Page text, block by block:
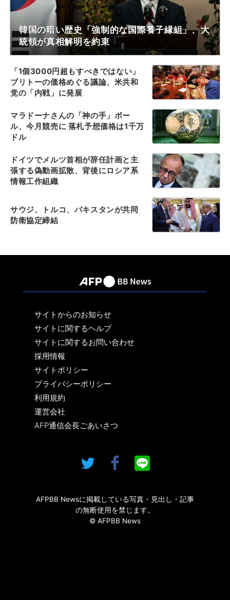
韓国の暗い歴史「強制的な国際養子縁組」、大
統領が真相解明を約束
「1個3000円超もすべきではない」
ブリトーの価格めぐる議論、米共和
党の「内戦」に発展
マラドーナさんの「神の手」ボー
ル、今月競売に 落札予想価格は1千万
ドル
ドイツでメルツ首相が辞任計画と主
張する偽動画拡散、背後にロシア系
情報工作組織
サウジ、トルコ、パキスタンが共同
防衛協定締結
サイトからのお知らせ
サイトに関するヘルプ
サイトに関するお問い合わせ
採用情報
サイトポリシー
プライバシーポリシー
利用規約
運営会社
AFP通信会長ごあいさつ
AFPBB Newsに掲載している写真・見出し・記事
の無断使用を禁じます。
© AFPBB News